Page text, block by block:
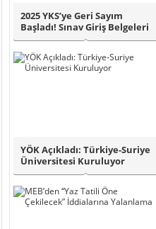
2025 YKS’ye Geri Sayım
Başladı! Sınav Giriş Belgeleri
Ne Zam..
YÖK Açıkladı: Türkiye-Suriye
Üniversitesi Kuruluyor